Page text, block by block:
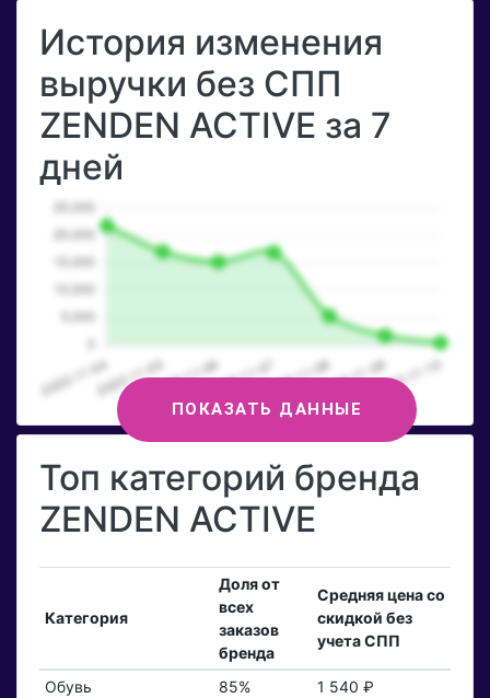
История изменения
выручки без СПП
ZENDEN ACTIVE за 7
дней
ПОКАЗАТЬ ДАННЫЕ
Топ категорий бренда
ZENDEN ACTIVE
Категория
Доля от
всех
заказов
бренда
Средняя цена со
скидкой без
учета СПП
Обувь 85%
1 540 ₽